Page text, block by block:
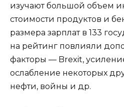
изучают большой объем
стоимости продуктов и
размера зарплат в 133
на рейтинг повлияли
факторы — Brexit,
ослабление некоторых
нефти, войны и др.